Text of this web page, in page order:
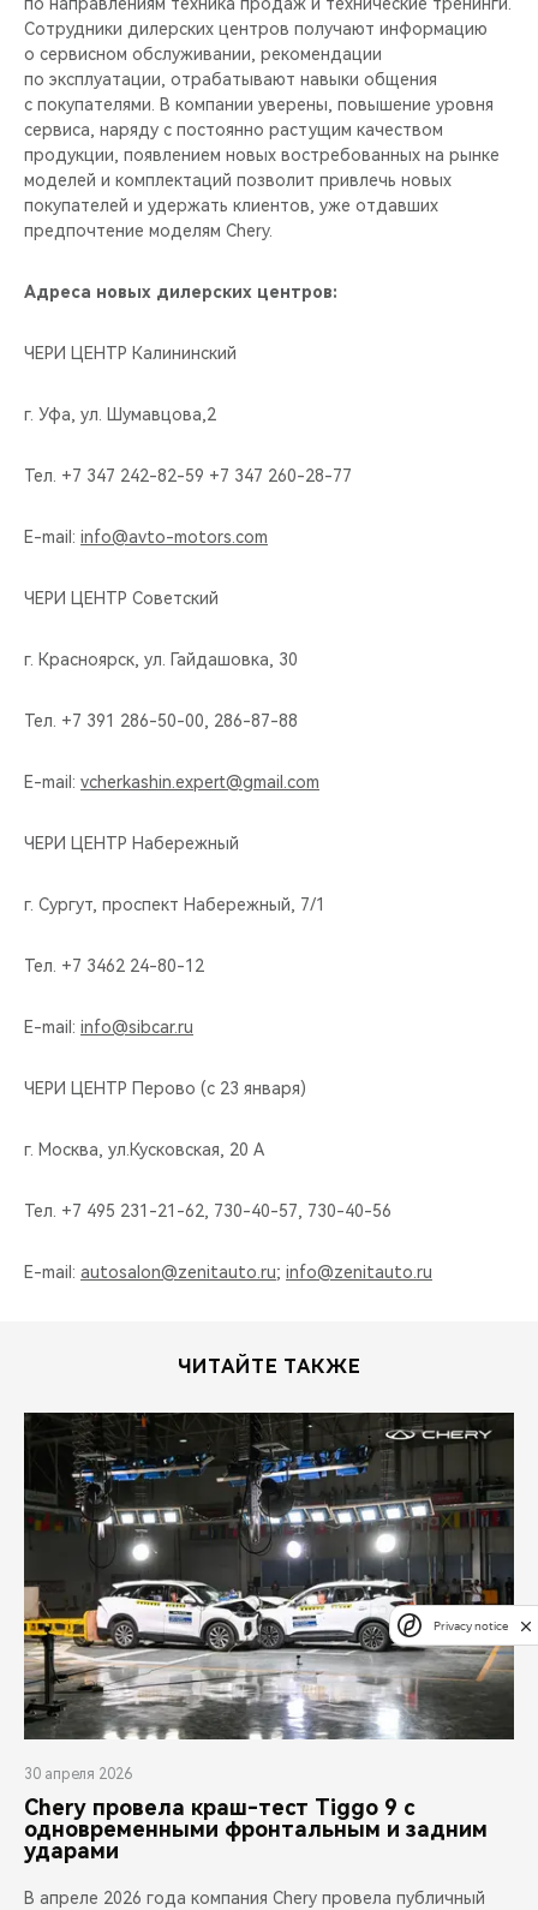
Сотрудники дилерских центров получают информацию
о сервисном обслуживании, рекомендации
по эксплуатации, отрабатывают навыки общения
с покупателями. В компании уверены, повышение уровня
сервиса, наряду с постоянно растущим качеством
продукции, появлением новых востребованных на рынке
моделей и комплектаций позволит привлечь новых
покупателей и удержать клиентов, уже отдавших
предпочтение моделям Chery.
Адреса новых дилерских центров:
ЧЕРИ ЦЕНТР Калининский
г. Уфа, ул. Шумавцова,2
Тел. +7 347 242-82-59 +7 347 260-28-77
E-mail: info@avto-motors.com
ЧЕРИ ЦЕНТР Советский
г. Красноярск, ул. Гайдашовка, 30
Тел. +7 391 286-50-00, 286-87-88
E-mail: vcherkashin.expert@gmail.com
ЧЕРИ ЦЕНТР Набережный
г. Сургут, проспект Набережный, 7/1
Тел. +7 3462 24-80-12
E-mail: info@sibcar.ru
ЧЕРИ ЦЕНТР Перово (с 23 января)
г. Москва, ул.Кусковская, 20 А
Тел. +7 495 231-21-62, 730-40-57, 730-40-56
E-mail: autosalon@zenitauto.ru; info@zenitauto.ru
ЧИТАЙТЕ ТАКЖЕ
30 апреля 2026
Chery провела краш-тест Tiggo 9 с
одновременными фронтальным и задним
ударами
В апреле 2026 года компания Chery провела публичный
Privacy notice